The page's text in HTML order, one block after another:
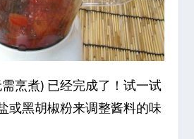
烹煮) 已经完成了！试一试
或黑胡椒粉来调整酱料的味